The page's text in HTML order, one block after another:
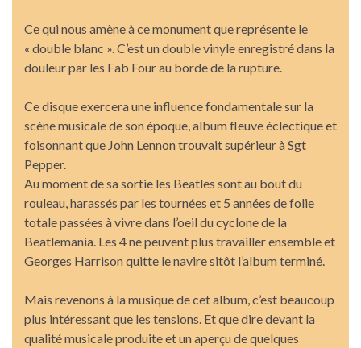
Ce qui nous amène à ce monument que représente le
« double blanc ». C’est un double vinyle enregistré dans la
douleur par les Fab Four au borde de la rupture.
Ce disque exercera une influence fondamentale sur la
scène musicale de son époque, album fleuve éclectique et
foisonnant que John Lennon trouvait supérieur à Sgt
Pepper.
Au moment de sa sortie les Beatles sont au bout du
rouleau, harassés par les tournées et 5 années de folie
totale passées à vivre dans l’oeil du cyclone de la
Beatlemania. Les 4 ne peuvent plus travailler ensemble et
Georges Harrison quitte le navire sitôt l’album terminé.
Mais revenons à la musique de cet album, c’est beaucoup
plus intéressant que les tensions. Et que dire devant la
qualité musicale produite et un aperçu de quelques